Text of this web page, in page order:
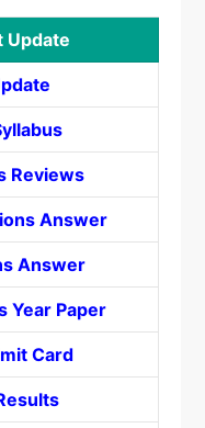
Update
Reviews
Answer
Answer
Year Paper
Card